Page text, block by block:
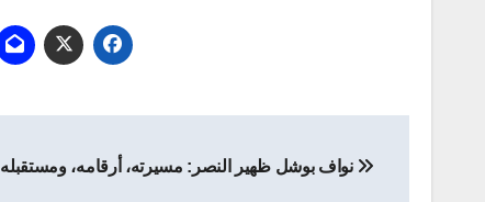
المقالات
نواف بوشل ظهير النصر: مسيرته، أرقامه، ومستقبله